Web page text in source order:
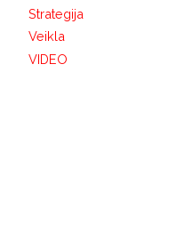
Strategija
Veikla
VIDEO